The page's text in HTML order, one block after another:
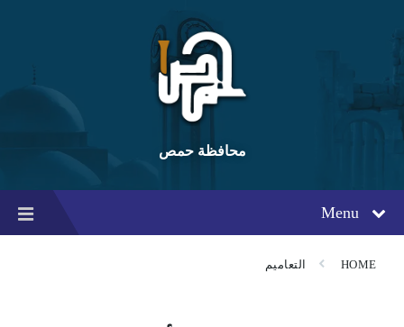
content
main
navigation
footer
محافظة حمص
Menu
HOME التعاميم